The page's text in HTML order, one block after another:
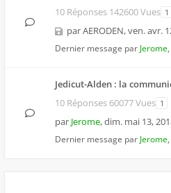
10 Réponses 142600 Vues 1
parAERODEN,ven. avr.
Dernier message par Jerome,
Jedicut-Alden : la
10 Réponses 60077 Vues 1
par Jerome,dim. mai 13,
Dernier message par Jerome,